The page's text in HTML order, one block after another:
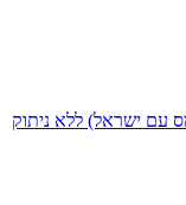
עם ישראל) ללא ניתוק